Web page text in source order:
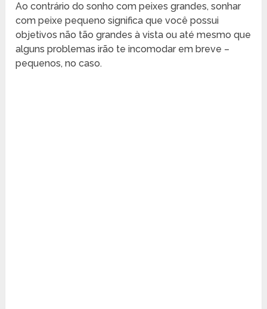
Ao contrário do sonho com peixes grandes, sonhar
com peixe pequeno significa que você possui
objetivos não tão grandes à vista ou até mesmo que
alguns problemas irão te incomodar em breve –
pequenos, no caso.